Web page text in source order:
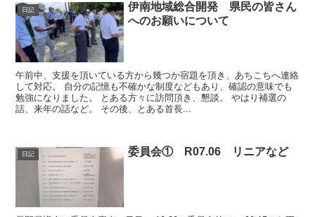
日記
伊南地域総合開発 県民の皆さん
へのお願いについて
午前中、支援を頂いている方から幾つか宿題を頂き、あちこちへ連絡
して対応。 自分の記憶も不確かな制度などもあり、確認の意味でも
勉強になりました。 とある方々に訪問頂き、懇談。 やはり補選の
話、来年の話など。 その後、とある首長...
日記 委員会① R07.06 リニアなど